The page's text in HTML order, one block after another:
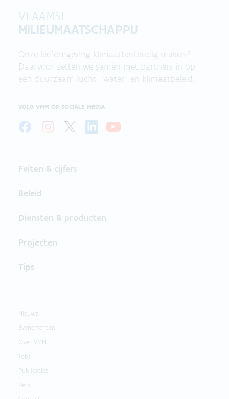
VLAAMSE
MILIEUMAATSCHAPPIJ
Onze leefomgeving klimaatbestendig maken?
Daarvoor zetten we samen met partners in op
een duurzaam lucht-, water- en klimaatbeleid.
VOLG VMM OP SOCIALE MEDIA
Feiten & cijfers
Beleid
Diensten & producten
Projecten
Tips
Nieuws
Evenementen
Over VMM
Jobs
Publicaties
Pers